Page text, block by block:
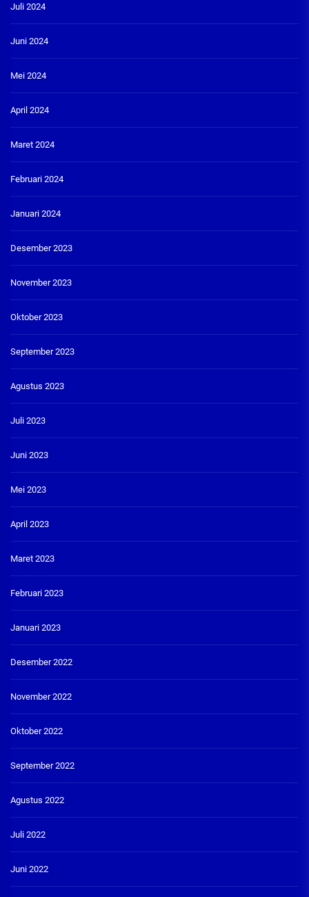
Juli 2024
Juni 2024
Mei 2024
April 2024
Maret 2024
Februari 2024
Januari 2024
Desember 2023
November 2023
Oktober 2023
September 2023
Agustus 2023
Juli 2023
Juni 2023
Mei 2023
April 2023
Maret 2023
Februari 2023
Januari 2023
Desember 2022
November 2022
Oktober 2022
September 2022
Agustus 2022
Juli 2022
Juni 2022